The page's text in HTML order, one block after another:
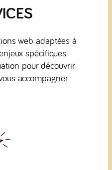
web adaptées à
spécifiques.
pour découvrir
accompagner.